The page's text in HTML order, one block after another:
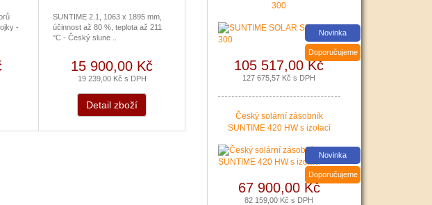
-
SUNTIME 2.1, 1063 x 1895 mm,
účinnost až 80 %, teplota až 211
°C - Český slune ..
15 900,00 Kč
19 239,00 Kč s DPH
Detail zboží
Nová zelená úsporám a Kotlíkové dotace snadno s
300
Novinka
Doporučujeme
105 517,00 Kč
127 675,57 Kč s DPH
Český solární zásobník
SUNTIME 420 HW s izolací
Novinka
Doporučujeme
67 900,00 Kč
82 159,00 Kč s DPH